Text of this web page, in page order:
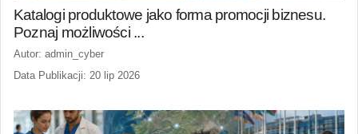
Katalogi produktowe jako forma promocji biznesu.
Poznaj możliwości ...
Autor: admin_cyber
Data Publikacji: 20 lip 2026